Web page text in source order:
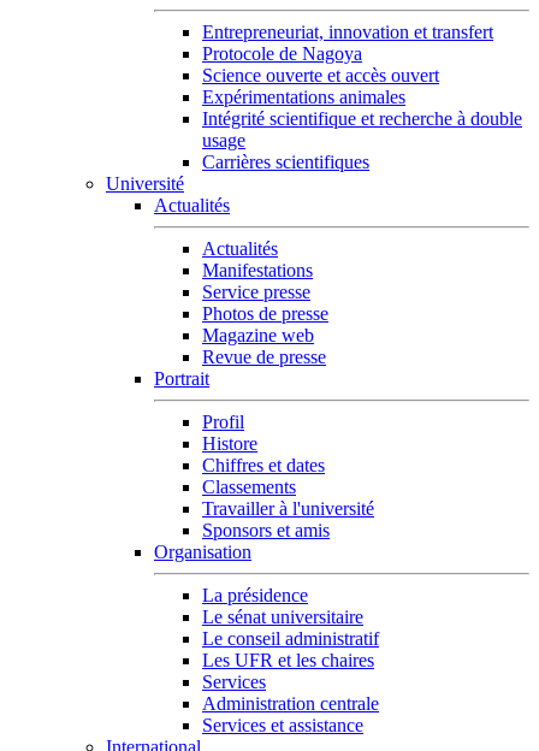
Entrepreneuriat, innovation et transfert
Protocole de Nagoya
Science ouverte et accès ouvert
Expérimentations animales
Intégrité scientifique et recherche à double
usage
Carrières scientifiques
Université
Actualités
Actualités
Manifestations
Service presse
Photos de presse
Magazine web
Revue de presse
Portrait
Profil
Histore
Chiffres et dates
Classements
Travailler à l'université
Sponsors et amis
Organisation
La présidence
Le sénat universitaire
Le conseil administratif
Les UFR et les chaires
Services
Administration centrale
Services et assistance
International